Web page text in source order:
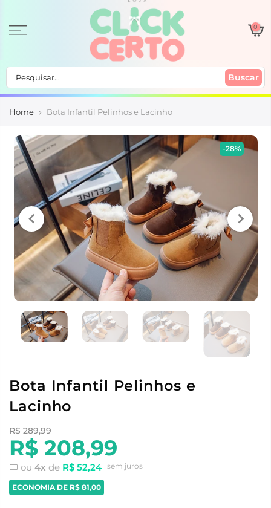
0
Buscar
Home Bota Infantil Pelinhos e Lacinho
-28%
Bota Infantil Pelinhos e
Lacinho
R$ 289,99
R$ 208,99
ou 4x de R$ 52,24 sem juros
ECONOMIA DE R$ 81,00